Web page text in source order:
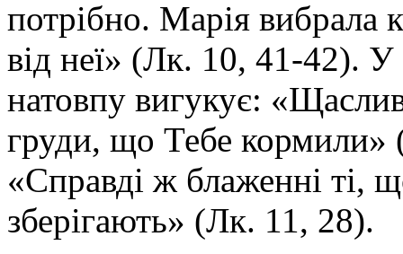
потрібно. Марія вибрала
від неї» (Лк. 10, 41-42). У
натовпу вигукує:
груди, що Тебе
«Справді ж блаженні ті,
зберігають» (Лк. 11, 28).